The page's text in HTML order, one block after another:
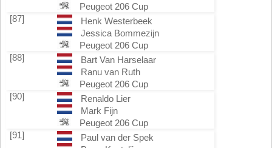
Peugeot 206 Cup
[87]
Henk Westerbeek
Jessica Bommezijn
Peugeot 206 Cup
[88]
Bart Van Harselaar
Ranu van Ruth
Peugeot 206 Cup
[90]
Renaldo Lier
Mark Fijn
Peugeot 206 Cup
[91]
Paul van der Spek